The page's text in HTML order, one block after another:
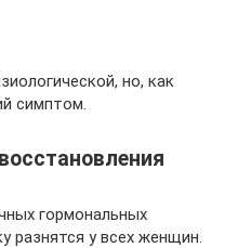
но, как
симптом.
гормональных
разнятся у всех женщин.